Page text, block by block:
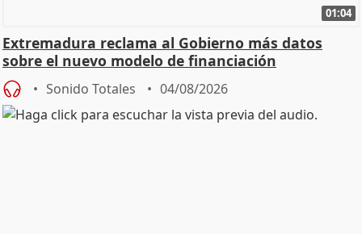
01:04
Extremadura reclama al Gobierno más datos
sobre el nuevo modelo de financiación
Sonido Totales 04/08/2026